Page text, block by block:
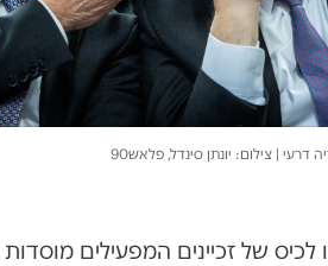
דרעי | צילום: יונתן סינדל, פלאש90
של זכיינים המפעילים